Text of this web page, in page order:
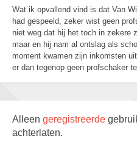
Wat ik opvallend vind is dat Van
had gespeeld, zeker wist geen
niet weg dat hij het toch in zekere
maar en hij nam al ontslag als
moment kwamen zijn inkomsten
er dan tegenop geen profschaker
Alleen geregistreerde
achterlaten.